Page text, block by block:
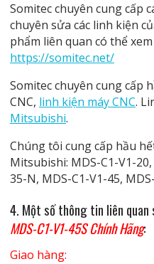
Somitec chuyên cung cấp
chuyên sửa các linh kiện
phẩm liên quan có thể
https://somitec.net/
Somitec chuyên cung cấp
CNC, linh kiện máy CNC.
Mitsubishi.
Chúng tôi cung cấp hầu
Mitsubishi: MDS-C1-V1-20,
35-N, MDS-C1-V1-45,
4. Một số thông tin liên quan
MDS-C1-V1-45S Chính Hãng:
Giao hàng: